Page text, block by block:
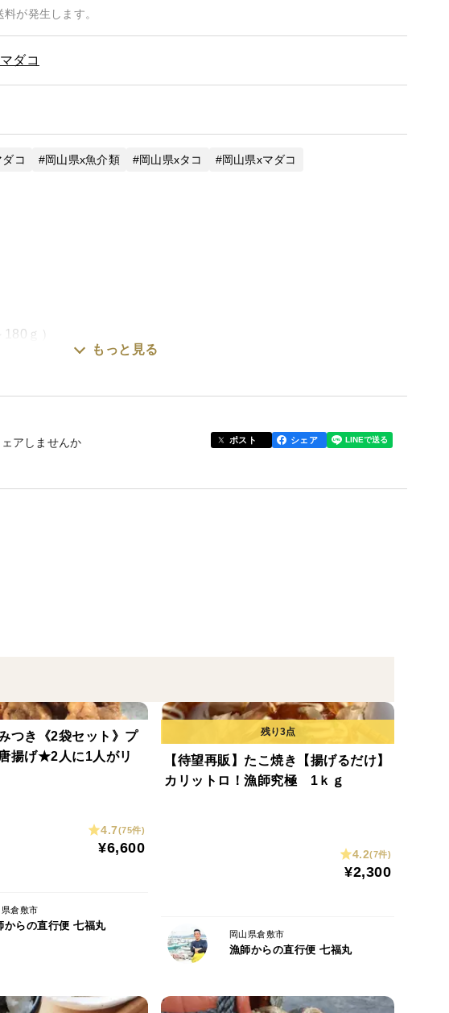
が発生します。
マダコ
ダコ 岡山県x魚介類 岡山県xタコ 岡山県xマダコ
ｇ）
％で
海で育ったタコなので、
に
料理に使えます＾＾
もっと見る
アしませんか ポスト シェア
つき《2袋セット》プ
揚げ★2人に1人がリ
4.7(75件)
¥6,600
県倉敷市
からの直行便 七福丸
【待望再販】たこ焼き【揚げるだけ】
カリットロ！漁師究極 1ｋｇ
4.2(7件)
¥2,300
岡山県倉敷市
漁師からの直行便 七福丸